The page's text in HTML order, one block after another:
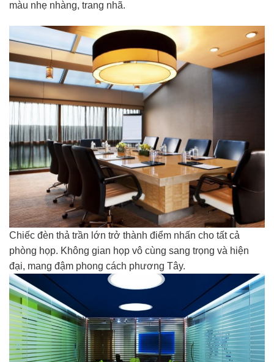
màu nhẹ nhàng, trang nhã.
Chiếc đèn thả trần lớn trở thành điểm nhấn cho tất cả
phòng họp. Không gian họp vô cùng sang trọng và hiện
đại, mang đậm phong cách phương Tây.